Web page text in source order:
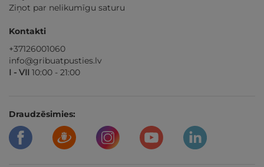
Ziņot par nelikumīgu saturu
Kontakti
+37126001060
info@gribuatpusties.lv
I - VII 10:00 - 21:00
Draudzēsimies: